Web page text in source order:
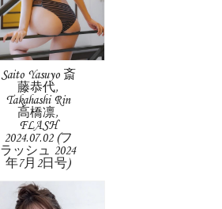
Saito Yasuyo 斎
藤恭代,
Takahashi Rin
高橋凛,
FLASH
2024.07.02 (フ
ラッシュ 2024
年7月2日号)